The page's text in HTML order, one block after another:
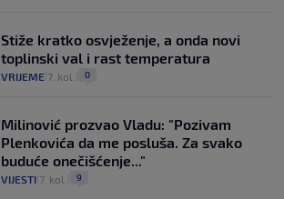
Stiže kratko osvježenje, a onda novi
toplinski val i rast temperatura
VRIJEME 7. kol. 0
Milinović prozvao Vladu: "Pozivam
Plenkovića da me posluša. Za svako
buduće onečišćenje..."
VIJESTI 7. kol. 9